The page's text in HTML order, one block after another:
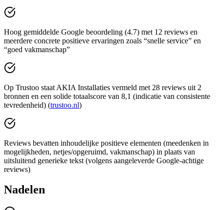
Hoog gemiddelde Google beoordeling (4.7) met 12 reviews en
meerdere concrete positieve ervaringen zoals “snelle service” en
“goed vakmanschap”
Op Trustoo staat AKIA Installaties vermeld met 28 reviews uit 2
bronnen en een solide totaalscore van 8,1 (indicatie van consistente
tevredenheid) (trustoo.nl)
Reviews bevatten inhoudelijke positieve elementen (meedenken in
mogelijkheden, netjes/opgeruimd, vakmanschap) in plaats van
uitsluitend generieke tekst (volgens aangeleverde Google-achtige
reviews)
Nadelen